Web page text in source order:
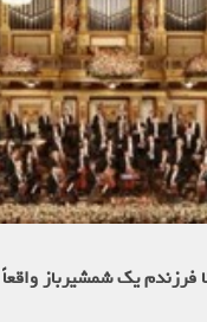
یک شمشیرباز واقعاً